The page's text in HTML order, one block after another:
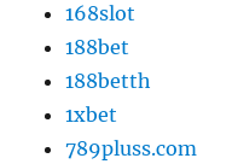
168slot
188bet
188betth
1xbet
789pluss.com